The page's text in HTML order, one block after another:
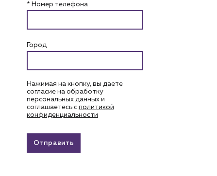
* Номер телефона
Город
Нажимая на кнопку, вы даете
согласие на обработку
персональных данных и
соглашаетесь c политикой
конфиденциальности
Отправить